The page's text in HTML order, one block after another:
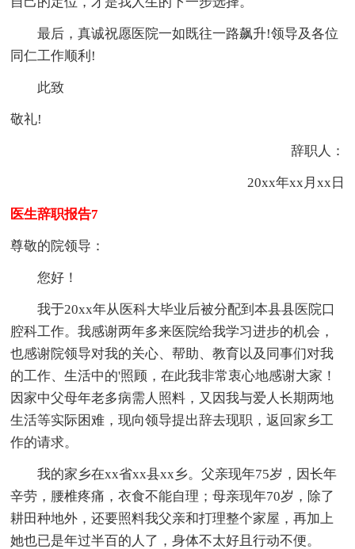
最后，真诚祝愿医院一如既往一路飙升!领导及各位
同仁工作顺利!
此致
敬礼!
辞职人：
20xx年xx月xx日
医生辞职报告7
尊敬的院领导：
您好！
我于20xx年从医科大毕业后被分配到本县县医院口
腔科工作。我感谢两年多来医院给我学习进步的机会，
也感谢院领导对我的关心、帮助、教育以及同事们对我
的工作、生活中的'照顾，在此我非常衷心地感谢大家！
因家中父母年老多病需人照料，又因我与爱人长期两地
生活等实际困难，现向领导提出辞去现职，返回家乡工
作的请求。
我的家乡在xx省xx县xx乡。父亲现年75岁，因长年
辛劳，腰椎疼痛，衣食不能自理；母亲现年70岁，除了
耕田种地外，还要照料我父亲和打理整个家屋，再加上
她也已是年过半百的人了，身体不太好且行动不便。